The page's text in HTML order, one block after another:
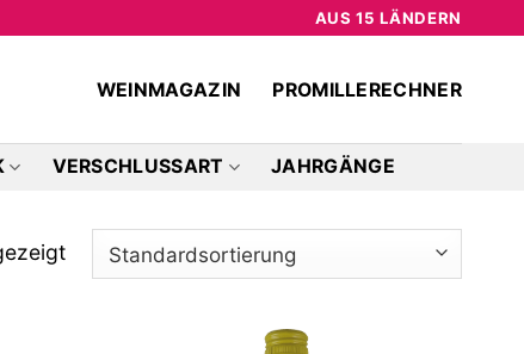
AUS 15 LÄNDERN
WEINMAGAZIN PROMILLERECHNER
VERSCHLUSSART JAHRGÄNGE